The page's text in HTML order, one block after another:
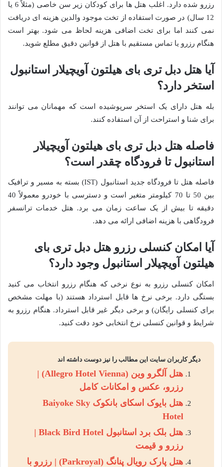
رزرو شده دارد. اغلب هتل ها برای کودکان زیر سن خاصی (مثلاً 6 یا
12 سال) در صورت استفاده از تخت موجود والدین هزینه ای دریافت
نمی کنند اما برای تخت اضافی هزینه لحاظ می شود. بهتر است
هنگام رزرو یا تماس مستقیم با هتل از قوانین دقیق مطلع شوید.
آیا هتل دبل تری بای هیلتون آویچیلار استانبول
استخر دارد؟
بله هتل دارای یک استخر سرپوشیده است که مهمانان می توانند
برای شنا و استراحت از آن استفاده کنند.
فاصله هتل دبل تری بای هیلتون آویچیلار
استانبول تا فرودگاه چقدر است؟
فاصله هتل تا فرودگاه جدید استانبول (IST) بسته به مسیر و ترافیک
بین 50 تا 70 کیلومتر متغیر است و دسترسی با خودرو معمولاً 40
دقیقه تا بیش از یک ساعت زمان می برد. هتل خدمات ترانسفر
فرودگاهی با هزینه اضافی ارائه می دهد.
آیا امکان کنسلی رزرو هتل دبل تری بای
هیلتون آویچیلار استانبول وجود دارد؟
امکان کنسلی رزرو به نوع نرخی که هنگام رزرو انتخاب می کنید
بستگی دارد. برخی نرخ ها قابل استرداد هستند (با مهلت مشخص
برای کنسلی رایگان) و برخی دیگر غیر قابل استرداد. هنگام رزرو به
شرایط و قوانین کنسلی نرخ انتخابی خود دقت کنید.
دیگر کاربران سایت این مطالب را نیز دوست داشته اند
هتل آلگرو وین (Allegro Hotel Vienna) |
رزرو، عکس و امکانات کامل
هتل بایوک اسکای بانکوک Baiyoke Sky
Hotel
هتل بلک برد استانبول Black Bird Hotel |
رزرو و قیمت
هتل پارک رویال پنانگ (Parkroyal) | رزرو با